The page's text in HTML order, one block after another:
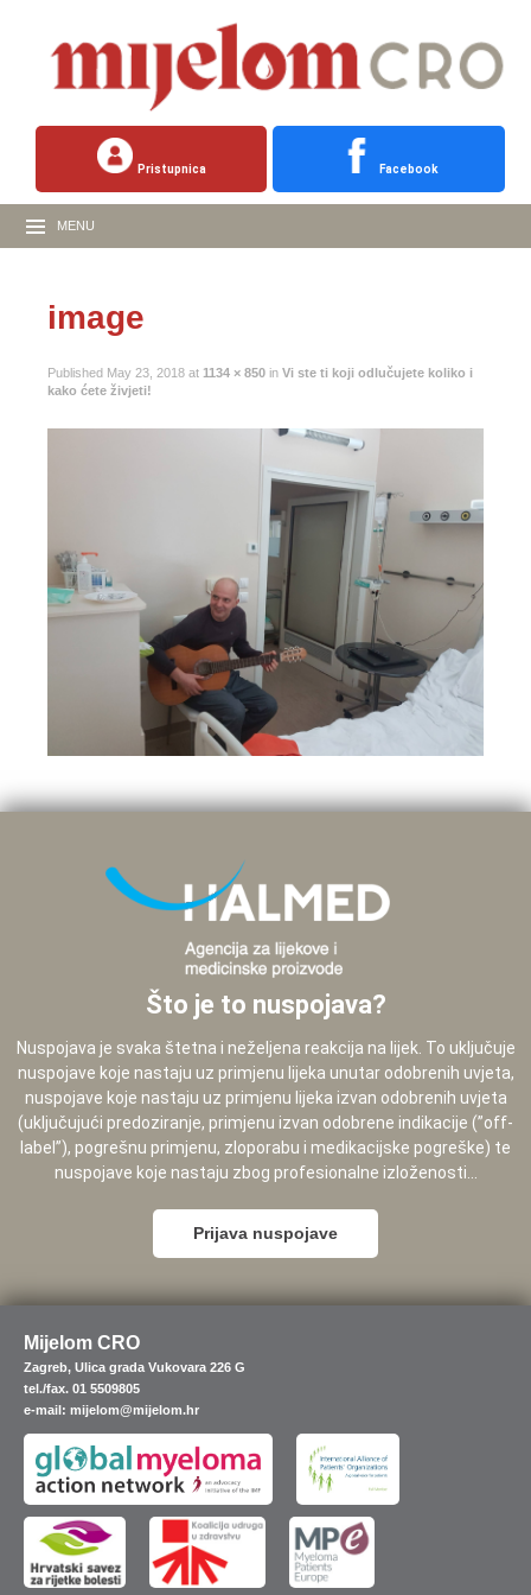
Pristupnica Facebook
MENU
image
Published May 23, 2018 at 1134 × 850 in Vi ste ti koji odlučujete koliko i
kako ćete živjeti!
Što je to nuspojava?
Nuspojava je svaka štetna i neželjena reakcija na lijek. To uključuje
nuspojave koje nastaju uz primjenu lijeka unutar odobrenih uvjeta,
nuspojave koje nastaju uz primjenu lijeka izvan odobrenih uvjeta
(uključujući predoziranje, primjenu izvan odobrene indikacije (”off-
label”), pogrešnu primjenu, zloporabu i medikacijske pogreške) te
nuspojave koje nastaju zbog profesionalne izloženosti...
Prijava nuspojave
Mijelom CRO
Zagreb, Ulica grada Vukovara 226 G
tel./fax. 01 5509805
e-mail: mijelom@mijelom.hr